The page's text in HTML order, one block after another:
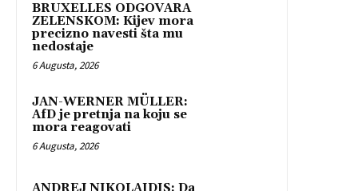
BRUXELLES ODGOVARA
ZELENSKOM: Kijev mora
precizno navesti šta mu
nedostaje
6 Augusta, 2026
JAN-WERNER MÜLLER:
AfD je pretnja na koju se
mora reagovati
6 Augusta, 2026